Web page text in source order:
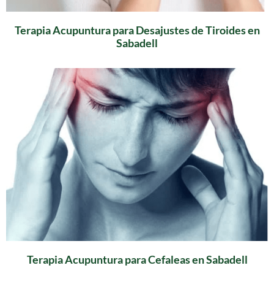
Terapia Acupuntura para Desajustes de Tiroides en
Sabadell
Terapia Acupuntura para Cefaleas en Sabadell